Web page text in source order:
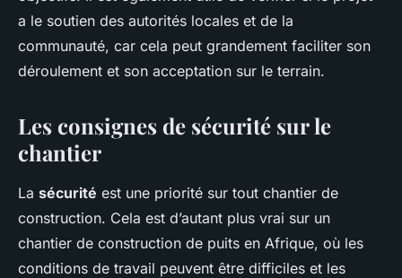
a le soutien des autorités locales et de la
communauté, car cela peut grandement faciliter son
déroulement et son acceptation sur le terrain.
Les consignes de sécurité sur le
chantier
La sécurité est une priorité sur tout chantier de
construction. Cela est d’autant plus vrai sur un
chantier de construction de puits en Afrique, où les
conditions de travail peuvent être difficiles et les